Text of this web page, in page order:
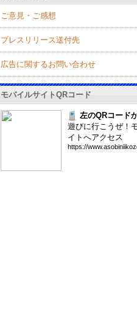
ご意見・ご感想
プレスリリース送付先
広告に関するお問い合わせ
モバイルサイトQRコード
左のQRコード
遊びに行こうぜ！
イトへアクセス
https://www.asobiniik